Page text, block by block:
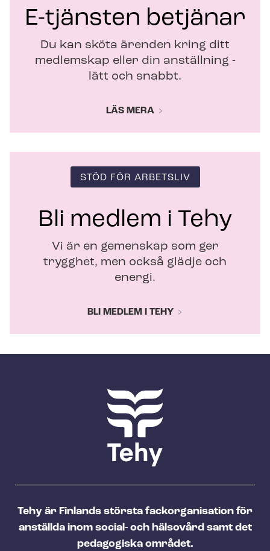
e
r
E-tjänsten betjänar
Du kan sköta ärenden kring ditt
medlemskap eller din anställning -
lätt och snabbt.
LÄS MERA
STÖD FÖR ARBETSLIV
Bli medlem i Tehy
Vi är en gemenskap som ger
trygghet, men också glädje och
energi.
BLI MEDLEM I TEHY
Tehy är Finlands största fackorganisation för
anställda inom social- och hälsovård samt det
pedagogiska området.